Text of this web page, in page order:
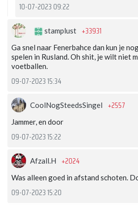
10-07-2023 09:22
stamplust +33931
Ga snel naar Fenerbahce dan kun je
spelen in Rusland. Oh shit, je wilt niet
voetballen.
09-07-2023 15:34
CoolNogSteedsSingel +2557
Jammer, en door
09-07-2023 15:22
Afzall.H +2024
Was alleen goed in afstand schoten.
09-07-2023 15:20